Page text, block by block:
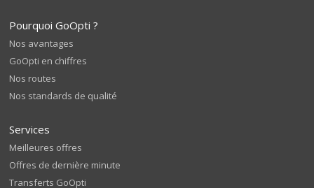
Pourquoi GoOpti ?
Nos avantages
GoOpti en chiffres
Nos routes
Nos standards de qualité
Services
Meilleures offres
Offres de dernière minute
Transferts GoOpti